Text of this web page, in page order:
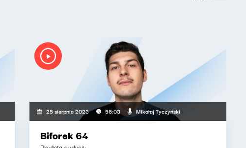
25 sierpnia 2023 56:03 Mikołaj Tyczyński
Biforek 64